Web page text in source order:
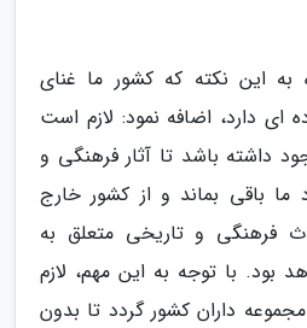
به این نکته که کشور ما غنای
ای دارد، اضافه نمود: لازم است
داشته باشد تا آثار فرهنگی و
باقی بماند و از کشور خارج
فرهنگی و تاریخی متعلق به
بود. با توجه به این مهم، لازم
داران کشور گردد تا بدون